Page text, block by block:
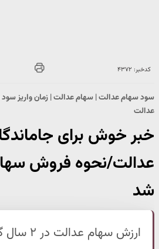
کدخبر: ۴۳۷۲
سود سهام عدالت | سهام عدالت | زمان واریز
عدالت
خبر خوش برای
عدالت/نحوه فروش
شد
ارزش